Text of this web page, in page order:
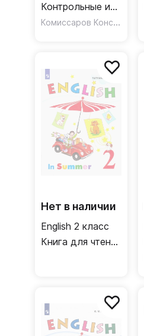
Контрольные и
проверочные
Комиссаров Константин Вячеславович
Нет в наличии
English 2 класс
Книга для чтения